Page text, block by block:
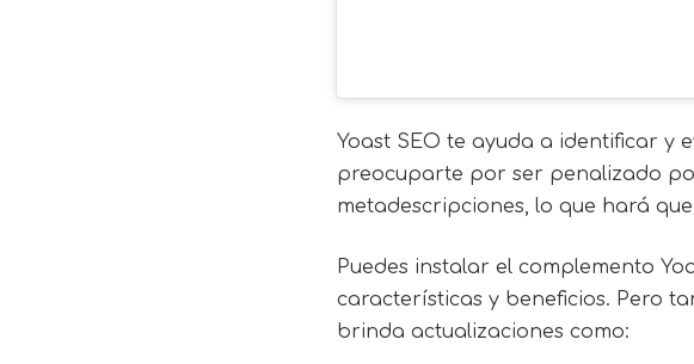
Yoast SEO te ayuda a identificar y
preocuparte por ser penalizado
metadescripciones, lo que hará
Puedes instalar el complemento
características y beneficios. Pero
brinda actualizaciones como: